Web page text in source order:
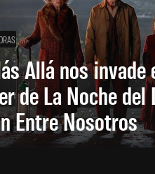
Allá nos invade
de La Noche del
Entre Nosotros